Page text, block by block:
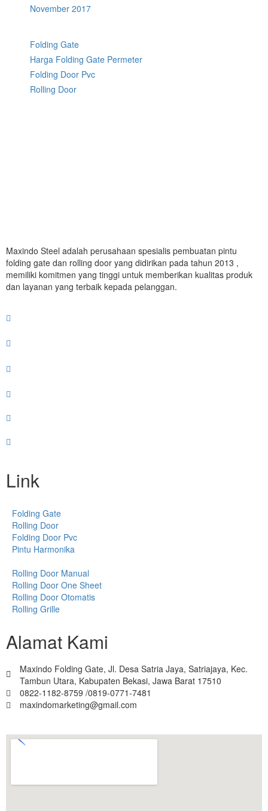
November 2017
Folding Gate
Harga Folding Gate Permeter
Folding Door Pvc
Rolling Door
Maxindo Steel adalah perusahaan spesialis pembuatan pintu
folding gate dan rolling door yang didirikan pada tahun 2013 ,
memiliki komitmen yang tinggi untuk memberikan kualitas produk
dan layanan yang terbaik kepada pelanggan.
Link
Folding Gate
Rolling Door
Folding Door Pvc
Pintu Harmonika
Rolling Door Manual
Rolling Door One Sheet
Rolling Door Otomatis
Rolling Grille
Alamat Kami
Maxindo Folding Gate, Jl. Desa Satria Jaya, Satriajaya, Kec.
Tambun Utara, Kabupaten Bekasi, Jawa Barat 17510
0822-1182-8759 /0819-0771-7481
maxindomarketing@gmail.com